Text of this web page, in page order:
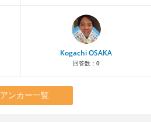
Kogachi OSAKA
回答数： 0
アンカー一覧